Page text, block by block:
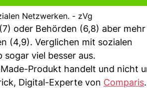
Netzwerken. - zVg
oder Behörden (6,8) aber mehr
(4,9). Verglichen mit sozialen
viel besser aus.
Produkt handelt und nicht
Digital-Experte von Comparis.